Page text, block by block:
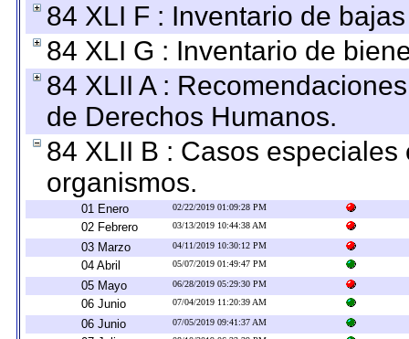
84 XLI F : Inventario de
84 XLI G : Inventario de
84 XLII A :
de Derechos Humanos.
84 XLII B : Casos
organismos.
01 Enero 02/22/2019 01:09:28 PM
02 Febrero 03/13/2019 10:44:38 AM
03 Marzo 04/11/2019 10:30:12 PM
04 Abril 05/07/2019 01:49:47 PM
05 Mayo 06/28/2019 05:29:30 PM
06 Junio 07/04/2019 11:20:39 AM
06 Junio 07/05/2019 09:41:37 AM